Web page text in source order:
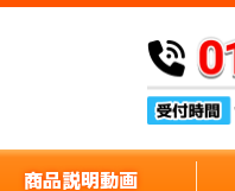
商品説明動画